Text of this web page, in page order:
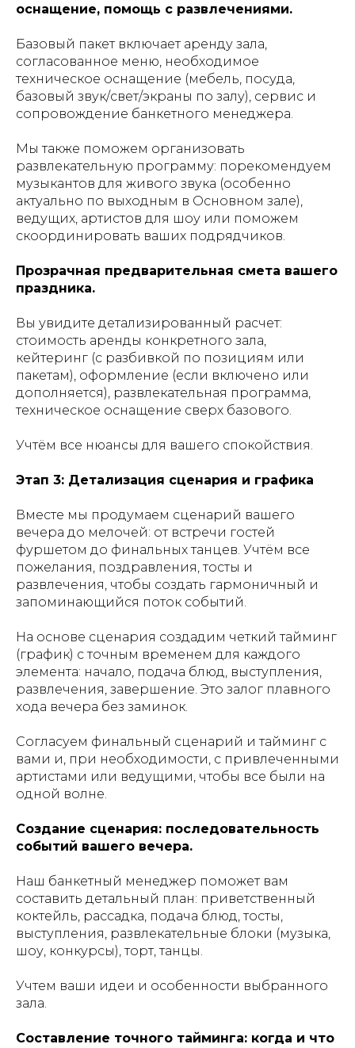
оснащение, помощь с развлечениями.
Базовый пакет включает аренду зала,
согласованное меню, необходимое
техническое оснащение (мебель, посуда,
базовый звук/свет/экраны по залу), сервис и
сопровождение банкетного менеджера.
Мы также поможем организовать
развлекательную программу: порекомендуем
музыкантов для живого звука (особенно
актуально по выходным в Основном зале),
ведущих, артистов для шоу или поможем
скоординировать ваших подрядчиков.
Прозрачная предварительная смета вашего
праздника.
Вы увидите детализированный расчет:
стоимость аренды конкретного зала,
кейтеринг (с разбивкой по позициям или
пакетам), оформление (если включено или
дополняется), развлекательная программа,
техническое оснащение сверх базового.
Учтём все нюансы для вашего спокойствия.
Этап 3: Детализация сценария и графика
Вместе мы продумаем сценарий вашего
вечера до мелочей: от встречи гостей
фуршетом до финальных танцев. Учтём все
пожелания, поздравления, тосты и
развлечения, чтобы создать гармоничный и
запоминающийся поток событий.
На основе сценария создадим четкий тайминг
(график) с точным временем для каждого
элемента: начало, подача блюд, выступления,
развлечения, завершение. Это залог плавного
хода вечера без заминок.
Согласуем финальный сценарий и тайминг с
вами и, при необходимости, с привлеченными
артистами или ведущими, чтобы все были на
одной волне.
Создание сценария: последовательность
событий вашего вечера.
Наш банкетный менеджер поможет вам
составить детальный план: приветственный
коктейль, рассадка, подача блюд, тосты,
выступления, развлекательные блоки (музыка,
шоу, конкурсы), торт, танцы.
Учтем ваши идеи и особенности выбранного
зала.
Составление точного тайминга: когда и что